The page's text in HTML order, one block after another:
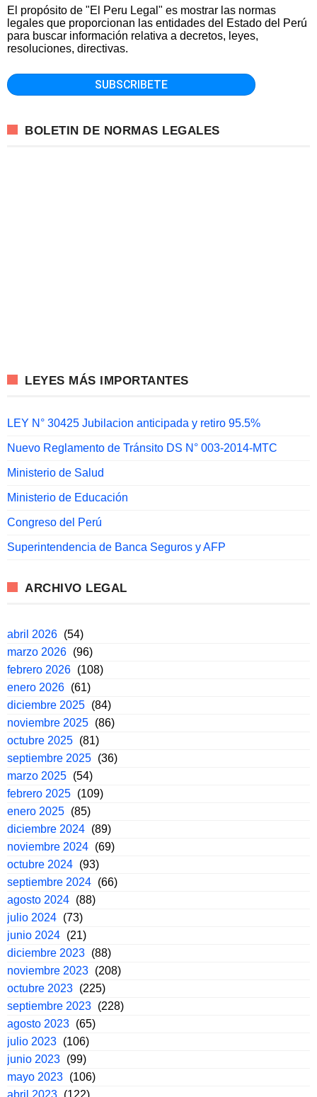
El propósito de "El Peru Legal" es mostrar las normas
legales que proporcionan las entidades del Estado del Perú
para buscar información relativa a decretos, leyes,
resoluciones, directivas.
BOLETIN DE NORMAS LEGALES
LEYES MÁS IMPORTANTES
LEY N° 30425 Jubilacion anticipada y retiro 95.5%
Nuevo Reglamento de Tránsito DS N° 003-2014-MTC
Ministerio de Salud
Ministerio de Educación
Congreso del Perú
Superintendencia de Banca Seguros y AFP
ARCHIVO LEGAL
abril 2026 (54)
marzo 2026 (96)
febrero 2026 (108)
enero 2026 (61)
diciembre 2025 (84)
noviembre 2025 (86)
octubre 2025 (81)
septiembre 2025 (36)
marzo 2025 (54)
febrero 2025 (109)
enero 2025 (85)
diciembre 2024 (89)
noviembre 2024 (69)
octubre 2024 (93)
septiembre 2024 (66)
agosto 2024 (88)
julio 2024 (73)
junio 2024 (21)
diciembre 2023 (88)
noviembre 2023 (208)
octubre 2023 (225)
septiembre 2023 (228)
agosto 2023 (65)
julio 2023 (106)
junio 2023 (99)
mayo 2023 (106)
abril 2023 (122)